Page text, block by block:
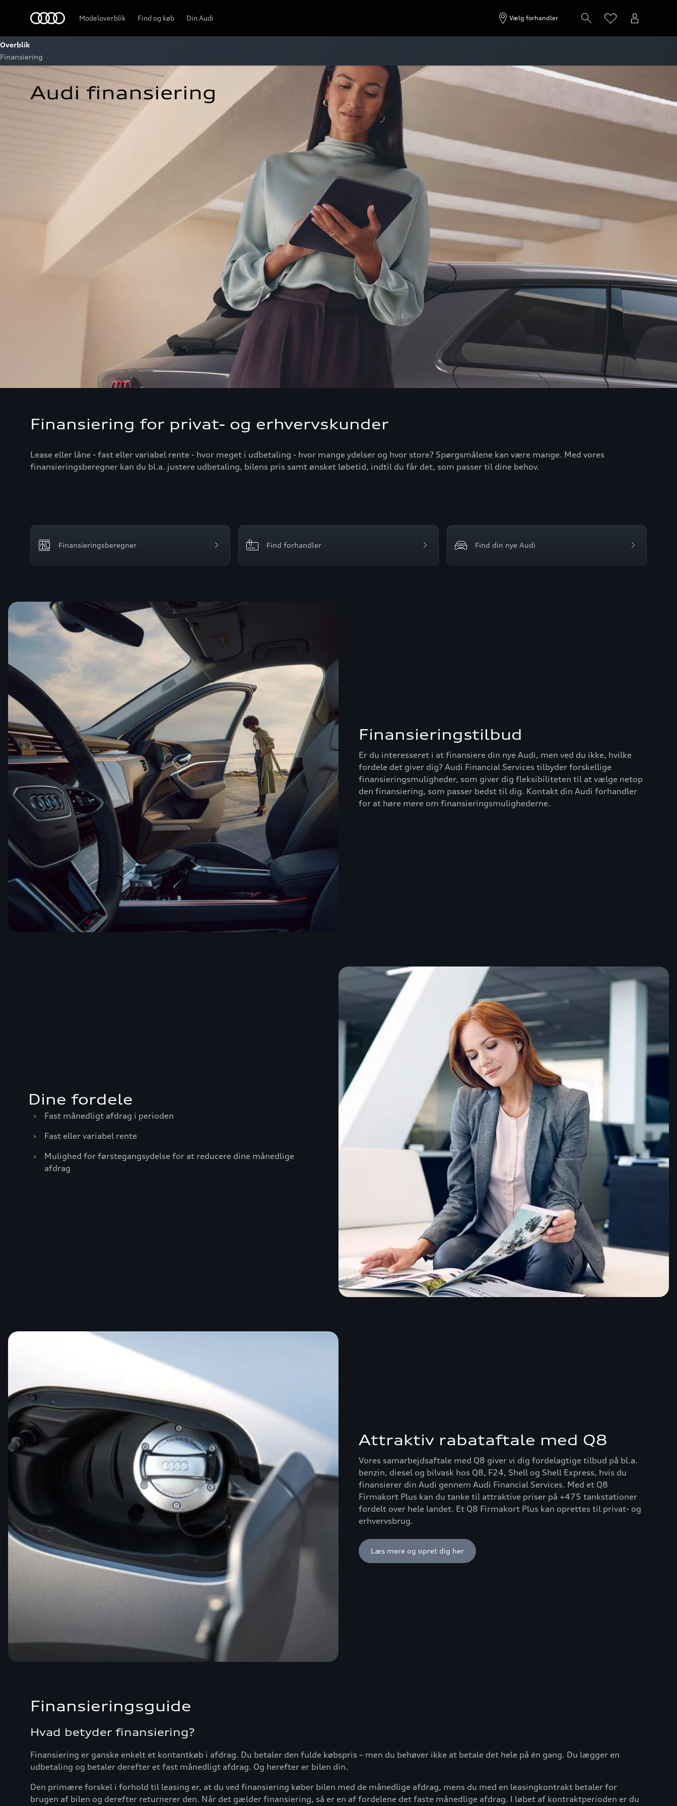
Modeloverblik Find og køb Din Audi Vælg forhandler
Overblik
Finansiering
Audi finansiering
Finansiering for privat- og erhvervskunder
Lease eller låne - fast eller variabel rente - hvor meget i udbetaling - hvor mange ydelser og hvor store? Spørgsmålene kan være mange. Med vores
finansieringsberegner kan du bl.a. justere udbetaling, bilens pris samt ønsket løbetid, indtil du får det, som passer til dine behov.
Finansieringsberegner Find forhandler Find din nye Audi
Finansieringstilbud
Er du interesseret i at finansiere din nye Audi, men ved du ikke, hvilke
fordele det giver dig? Audi Financial Services tilbyder forskellige
finansieringsmuligheder, som giver dig fleksibiliteten til at vælge netop
den finansiering, som passer bedst til dig. Kontakt din Audi forhandler
for at høre mere om finansieringsmulighederne.
Dine fordele
›
Fast månedligt afdrag i perioden
›
Fast eller variabel rente
›
Mulighed for førstegangsydelse for at reducere dine månedlige
afdrag
Attraktiv rabataftale med Q8
Vores samarbejdsaftale med Q8 giver vi dig fordelagtige tilbud på bl.a.
benzin, diesel og bilvask hos Q8, F24, Shell og Shell Express, hvis du
finansierer din Audi gennem Audi Financial Services. Med et Q8
Firmakort Plus kan du tanke til attraktive priser på +475 tankstationer
fordelt over hele landet. Et Q8 Firmakort Plus kan oprettes til privat- og
erhvervsbrug.
Læs mere og opret dig her
Finansieringsguide
Hvad betyder finansiering?
Finansiering er ganske enkelt et kontantkøb i afdrag. Du betaler den fulde købspris – men du behøver ikke at betale det hele på én gang. Du lægger en
udbetaling og betaler derefter et fast månedligt afdrag. Og herefter er bilen din.
Den primære forskel i forhold til leasing er, at du ved finansiering køber bilen med de månedlige afdrag, mens du med en leasingkontrakt betaler for
brugen af bilen og derefter returnerer den. Når det gælder finansiering, så er en af fordelene det faste månedlige afdrag. I løbet af kontraktperioden er du